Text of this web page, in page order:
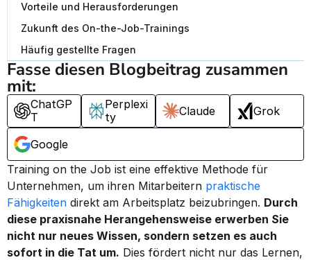
Vorteile und Herausforderungen
Zukunft des On-the-Job-Trainings
Häufig gestellte Fragen
Fasse diesen Blogbeitrag zusammen
mit:
ChatGP
T
Perplexi
ty
Claude Grok
Google
Training on the Job ist eine effektive Methode für
Unternehmen, um ihren Mitarbeitern praktische
Fähigkeiten direkt am Arbeitsplatz beizubringen. Durch
diese praxisnahe Herangehensweise erwerben Sie
nicht nur neues Wissen, sondern setzen es auch
sofort in die Tat um. Dies fördert nicht nur das Lernen,